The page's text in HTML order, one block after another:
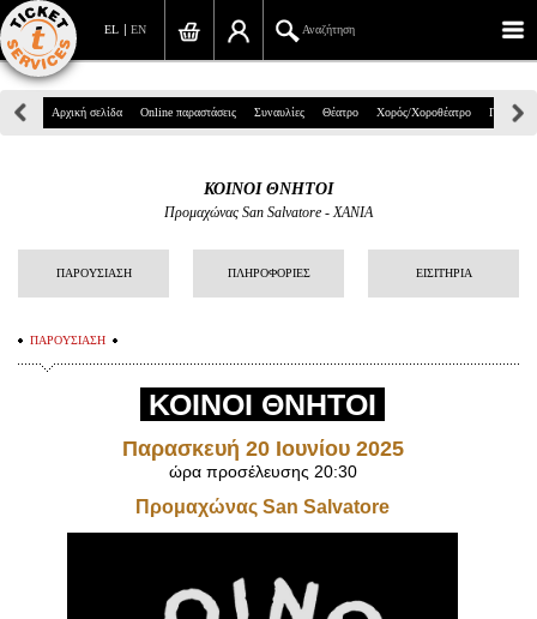
EN
EL Αναζήτηση
Πανεπιστημίου 39, Αθήνα
info@ticketservices.gr
Αναζήτηση
Σύνδεση/Εγγραφή
Αναζήτηση παραγγελίας
Προσωπικά Δεδομένα
Αρχική σελίδα Online παραστάσεις Συναυλίες Θέατρο Χορός/Χοροθέατρο Παιδικά
ΚΟΙΝΟΙ ΘΝΗΤΟΙ
Προμαχώνας San Salvatore - ΧΑΝΙΑ
ΠΑΡΟΥΣΙΑΣΗ ΠΛΗΡΟΦΟΡΙΕΣ ΕΙΣΙΤΗΡΙΑ
ΠΑΡΟΥΣΙΑΣΗ
ΚΟΙΝΟΙ ΘΝΗΤΟΙ
Παρασκευή 20 Ιουνίου 2025
ώρα προσέλευσης 20:30
Προμαχώνας San Salvatore